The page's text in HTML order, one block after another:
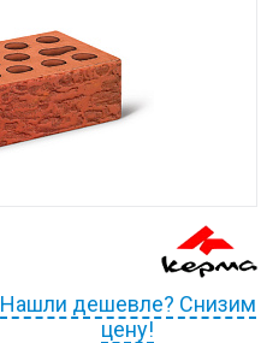
Нашли дешевле? Снизим
цену!